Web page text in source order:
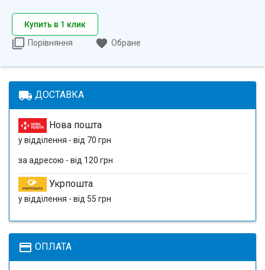
Купить в 1 клик
Порівняння
Обране
local_shipping ДОСТАВКА
Нова пошта
у відділення - від 70 грн
за адресою - від 120 грн
Укрпошта
у відділення - від 55 грн
payment ОПЛАТА